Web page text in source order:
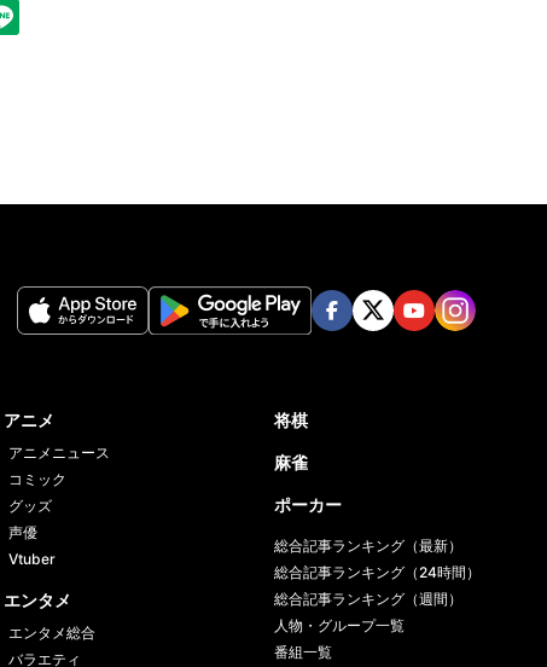
アニメ
アニメニュース
コミック
グッズ
声優
Vtuber
エンタメ
エンタメ総合
バラエティ
将棋
麻雀
ポーカー
総合記事ランキング（最新）
総合記事ランキング（24時間）
総合記事ランキング（週間）
人物・グループ一覧
番組一覧